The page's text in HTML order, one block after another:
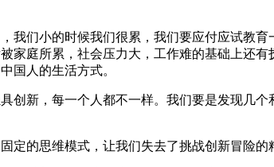
们小的时候我们很累，我们要应付应试教育
家庭所累，社会压力大，工作难的基础上还
国人的生活方式。
创新，每一个人都不一样。我们要是发现几
定的思维模式，让我们失去了挑战创新冒险的